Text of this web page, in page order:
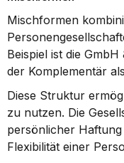
Mischformen
Beispiel ist die GmbH
der Komplementär
Diese Struktur
zu nutzen. Die
persönlicher
Flexibilität einer